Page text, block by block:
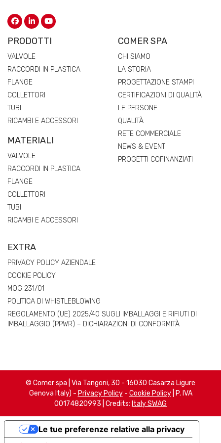
PRODOTTI
VALVOLE
RACCORDI IN PLASTICA
FLANGE
COLLETTORI
TUBI
RICAMBI E ACCESSORI
MATERIALI
VALVOLE
RACCORDI IN PLASTICA
FLANGE
COLLETTORI
TUBI
RICAMBI E ACCESSORI
COMER SPA
CHI SIAMO
LA STORIA
PROGETTAZIONE STAMPI
CERTIFICAZIONI DI QUALITÀ
LE PERSONE
QUALITÀ
RETE COMMERCIALE
NEWS & EVENTI
PROGETTI COFINANZIATI
EXTRA
PRIVACY POLICY AZIENDALE
COOKIE POLICY
MOG 231/01
POLITICA DI WHISTLEBLOWING
REGOLAMENTO (UE) 2025/40 SUGLI IMBALLAGGI E RIFIUTI DI
IMBALLAGGIO (PPWR) – DICHIARAZIONI DI CONFORMITÀ
© Comer spa | Via Tangoni, 30 - 16030 Casarza Ligure
Genova Italy) - Privacy Policy- Cookie Policy| P. IVA
00174820993 | Credits: Italy SWAG
Le tue preferenze relative alla privacy